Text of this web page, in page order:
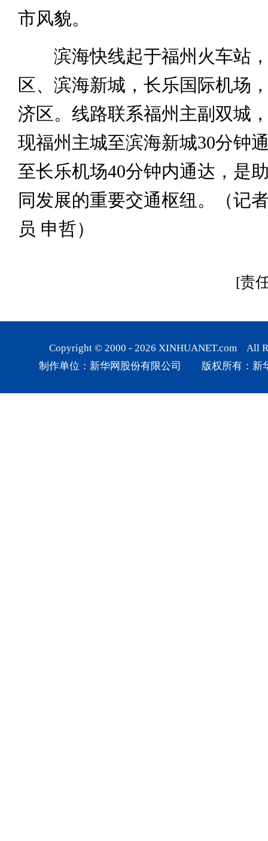
市风貌。
滨海快线起于福州火车站，
区、滨海新城，长乐国际机场
济区。线路联系福州主副双城
现福州主城至滨海新城30分钟
至长乐机场40分钟内通达，是
同发展的重要交通枢纽。（记
员 申哲）
[责
Copyright © 2000 - 2026 XINHUANET.com All
制作单位：新华网股份有限公司 版权所有：新